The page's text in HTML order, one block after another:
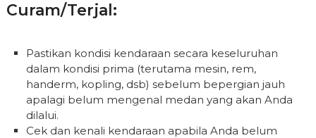
Curam/terjal:
Pastikan kondisi kendaraan secara keseluruhan
dalam kondisi prima (terutama mesin, rem,
handerm, kopling, dsb) sebelum bepergian jauh
apalagi belum mengenal medan yang akan Anda
dilalui.
Cek dan kenali kendaraan apabila Anda belum